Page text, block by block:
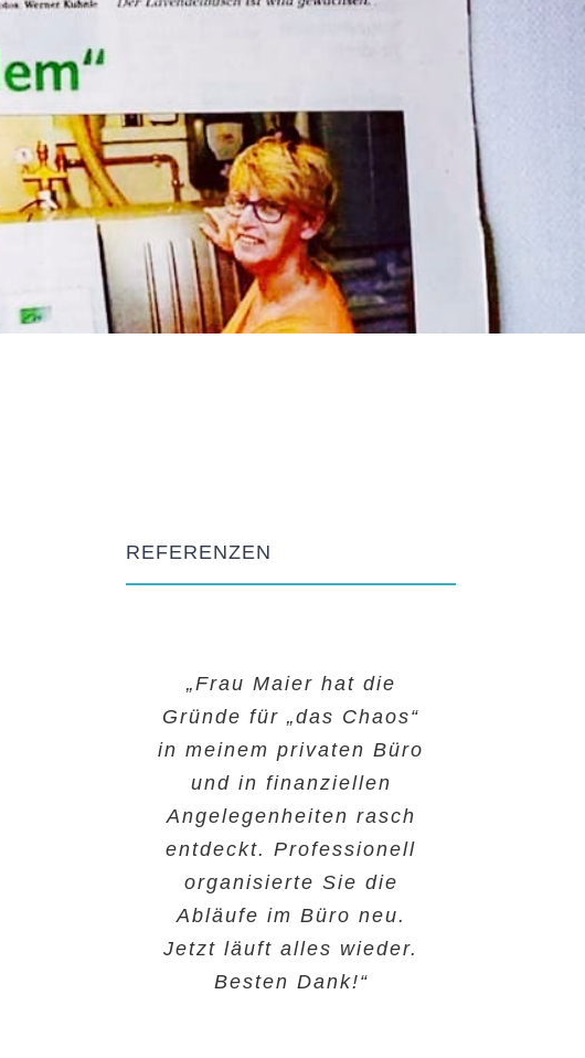
REFERENZEN
„Karin Maier ist ein
toller, lebenserfahrener
und geduldiger Mensch,
der mir half eine
kritische
Lebenssituation zu
meistern.
DANKESCHÖN.“
„Frau Maier hat die
Gründe für „das Chaos“
in meinem privaten Büro
und in finanziellen
Angelegenheiten rasch
entdeckt. Professionell
organisierte Sie die
Abläufe im Büro neu.
Jetzt läuft alles wieder.
Besten Dank!“
„Durch Ihre einfühlsame
Art hat sich sofort eine
sehr positive
Vertrautheit entwickelt.
Sie haben mein Problem
schnell erkannt und mir
sofort unkonventionell
geholfen.“